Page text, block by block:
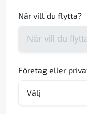
När vill du flytta?
Företag eller